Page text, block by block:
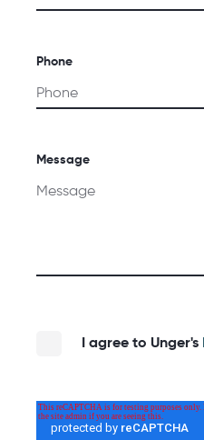
Phone
Message
I agree to Unger's